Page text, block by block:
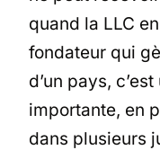
quand la LLC
fondateur qui
d’un pays,
importante, en
dans plusieurs